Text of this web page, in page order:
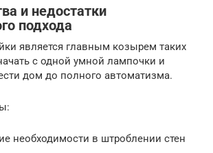
и недостатки
подхода
является главным козырем таких
с одной умной лампочки и
дом до полного автоматизма.
необходимости в штроблении стен